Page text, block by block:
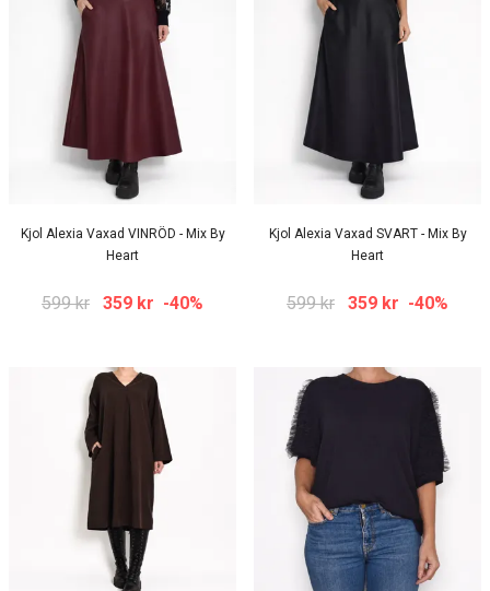
Kjol Alexia Vaxad VINRÖD - Mix By
Heart
599 kr 359 kr -40%
Kjol Alexia Vaxad SVART - Mix By
Heart
599 kr 359 kr -40%